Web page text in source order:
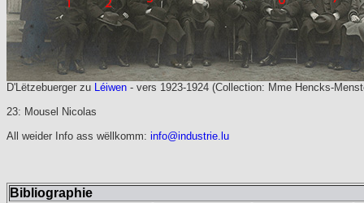
D'Lëtzebuerger zu Léiwen - vers 1923-1924 (Collection: Mme Hencks-
23: Mousel Nicolas
All weider Info ass wëllkomm: info@industrie.lu
Bibliographie